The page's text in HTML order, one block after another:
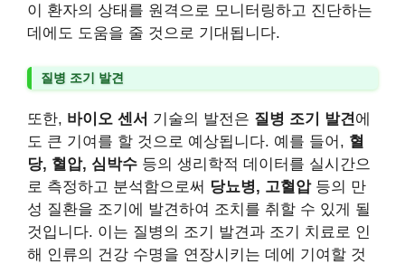
이 환자의 상태를 원격으로 모니터링하고 진단하는
데에도 도움을 줄 것으로 기대됩니다.
질병 조기 발견
또한, 바이오 센서 기술의 발전은 질병 조기 발견에
도 큰 기여를 할 것으로 예상됩니다. 예를 들어, 혈
당, 혈압, 심박수 등의 생리학적 데이터를 실시간으
로 측정하고 분석함으로써 당뇨병, 고혈압등의 만
성 질환을 조기에 발견하여 조치를 취할 수 있게 될
것입니다. 이는 질병의 조기 발견과 조기 치료로 인
해 인류의 건강 수명을 연장시키는 데에 기여할 것